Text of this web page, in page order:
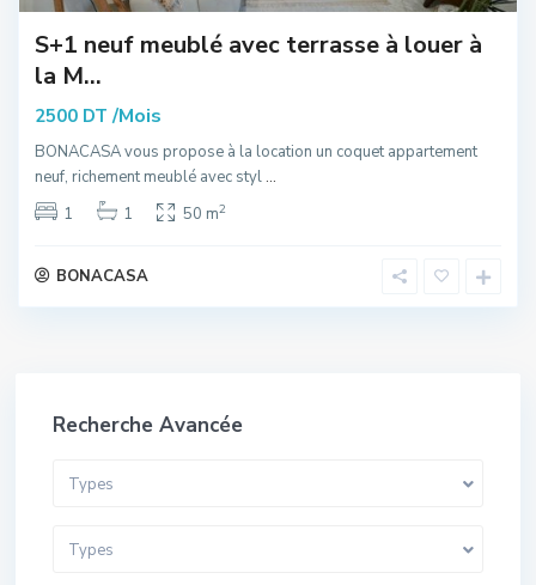
S+1 neuf meublé avec terrasse à louer à
la M...
2500 DT /Mois
BONACASA vous propose à la location un coquet appartement
neuf, richement meublé avec styl...
1
1 50 m2
BONACASA
Recherche Avancée
Types
Types